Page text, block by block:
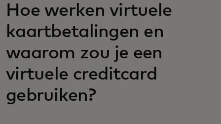
Hoe werken virtuele
kaartbetalingen en
waarom zou je een
virtuele creditcard
gebruiken?